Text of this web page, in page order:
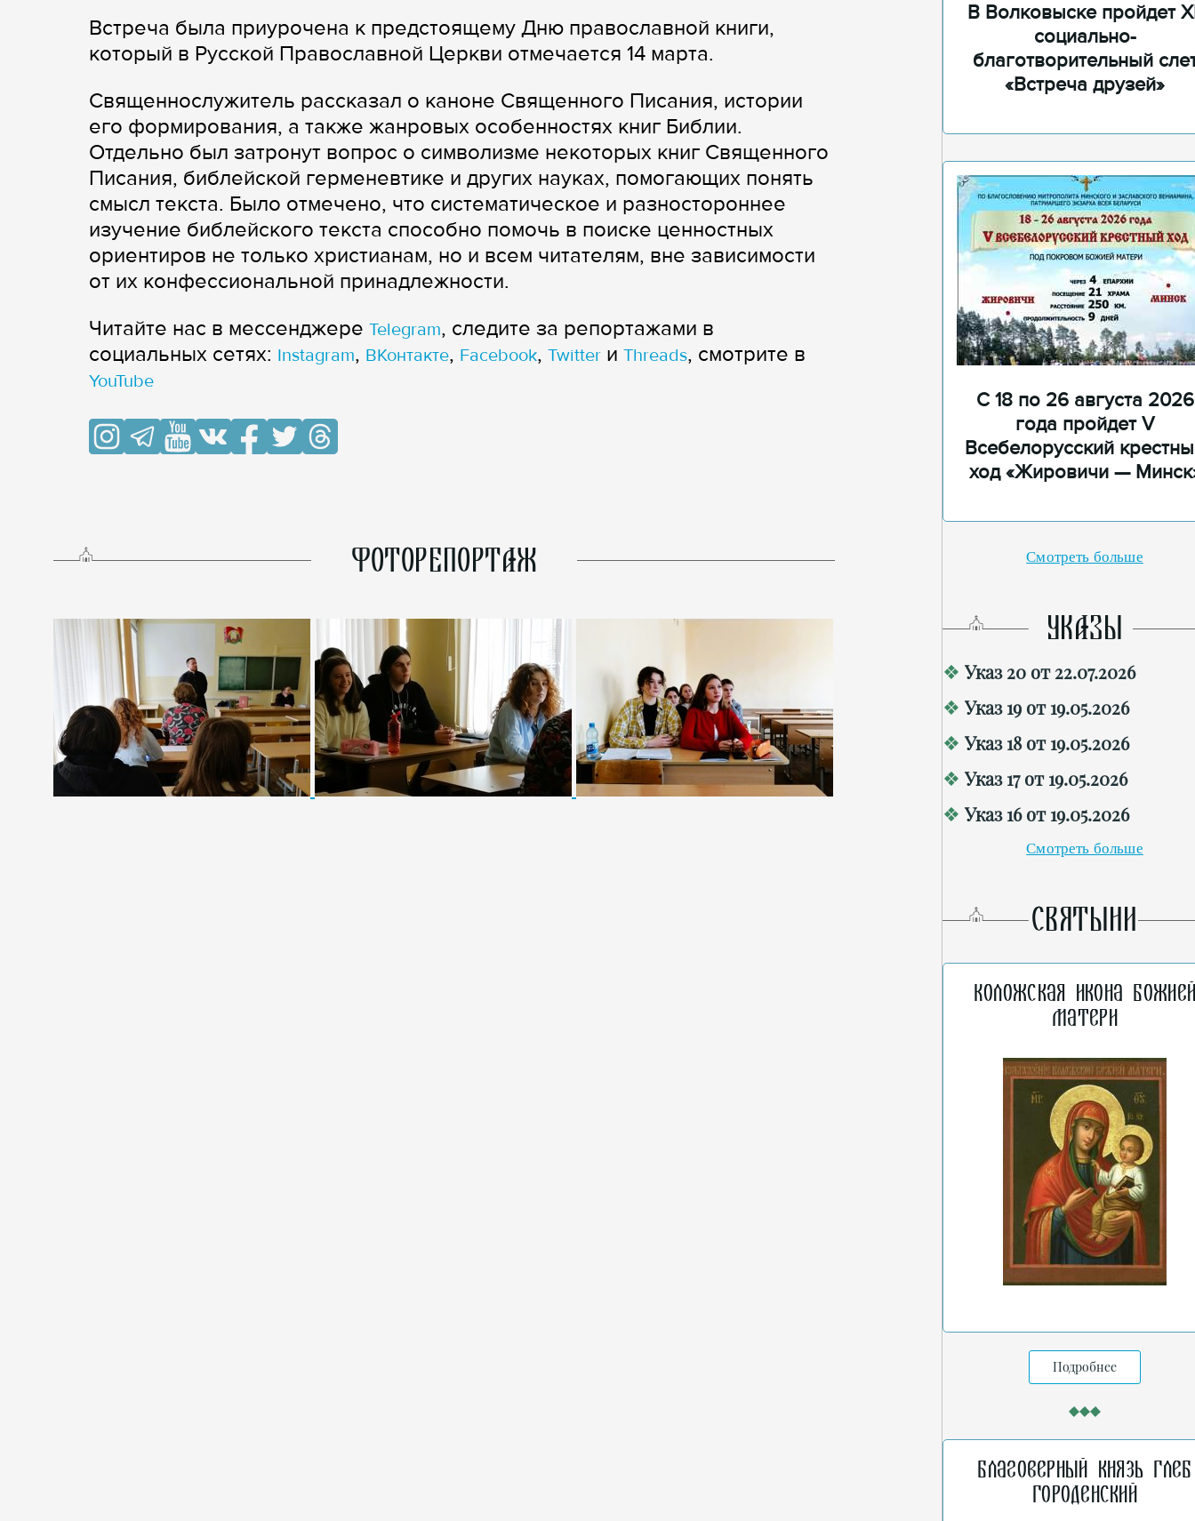
Встреча была приурочена к предстоящему Дню православной книги,
который в Русской Православной Церкви отмечается 14 марта.
Священнослужитель рассказал о каноне Священного Писания, истории
его формирования, а также жанровых особенностях книг Библии.
Отдельно был затронут вопрос о символизме некоторых книг Священного
Писания, библейской герменевтике и других науках, помогающих понять
смысл текста. Было отмечено, что систематическое и разностороннее
изучение библейского текста способно помочь в поиске ценностных
ориентиров не только христианам, но и всем читателям, вне зависимости
от их конфессиональной принадлежности.
Читайте нас в мессенджере Telegram, следите за репортажами в
cоциальных сетях: Instagram, ВКонтакте, Facebook, Twitter и Threads, смотрите в
YouTube
ФОТОРЕПОРТАЖ
В Волковыске пройдет
социально-
благотворительный
«Встреча друзей»
С 18 по 26 августа 2026
года пройдет V
Всебелорусский
ход «Жировичи —
Смотреть больше
УКАЗЫ
Указ 20 от 22.07.2026
Указ 19 от 19.05.2026
Указ 18 от 19.05.2026
Указ 17 от 19.05.2026
Указ 16 от 19.05.2026
Смотреть больше
СВЯТЫНИ
Коложская икона
Матери
Подробнее
Благоверный князь Глеб
Городенский